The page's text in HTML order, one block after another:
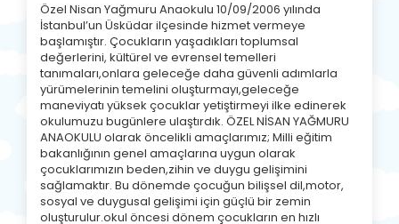
Özel Nisan Yağmuru Anaokulu 10/09/2006 yılında
İstanbul’un Üsküdar ilçesinde hizmet vermeye
başlamıştır. Çocukların yaşadıkları toplumsal
değerlerini, kültürel ve evrensel temelleri
tanımaları,onlara geleceğe daha güvenli adımlarla
yürümelerinin temelini oluşturmayı,geleceğe
maneviyatı yüksek çocuklar yetiştirmeyi ilke edinerek
okulumuzu bugünlere ulaştırdık. ÖZEL NİSAN YAĞMURU
ANAOKULU olarak öncelikli amaçlarımız; Milli eğitim
bakanlığının genel amaçlarına uygun olarak
çocuklarımızın beden,zihin ve duygu gelişimini
sağlamaktır. Bu dönemde çocuğun bilişsel dil,motor,
sosyal ve duygusal gelişimi için güçlü bir zemin
oluşturulur.okul öncesi dönem çocukların en hızlı